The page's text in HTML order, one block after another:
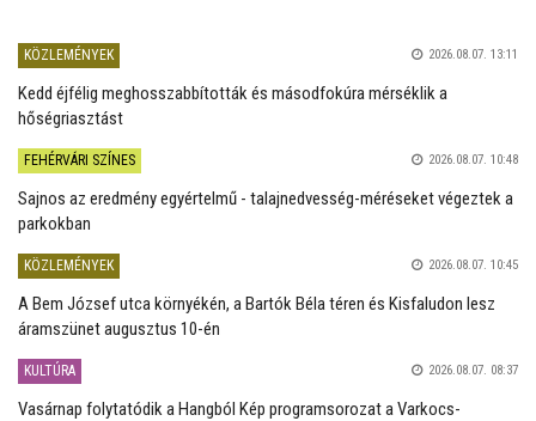
KÖZLEMÉNYEK 2026.08.07. 13:11
Kedd éjfélig meghosszabbították és másodfokúra mérséklik a
hőségriasztást
FEHÉRVÁRI SZÍNES 2026.08.07. 10:48
Sajnos az eredmény egyértelmű - talajnedvesség-méréseket végeztek a
parkokban
KÖZLEMÉNYEK 2026.08.07. 10:45
A Bem József utca környékén, a Bartók Béla téren és Kisfaludon lesz
áramszünet augusztus 10-én
KULTÚRA 2026.08.07. 08:37
Vasárnap folytatódik a Hangból Kép programsorozat a Varkocs-